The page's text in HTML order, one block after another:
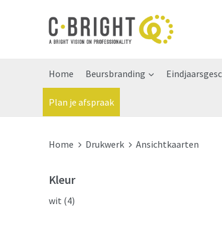
Home Beursbranding
Plan je afspraak
Home Drukwerk Ansichtkaarten
Kleur
wit (4)